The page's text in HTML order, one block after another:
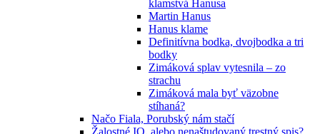
klamstvá Hanusa
Martin Hanus
Hanus klame
Definitívna bodka, dvojbodka a tri
bodky
Zimáková splav vytesnila – zo
strachu
Zimáková mala byť väzobne
stíhaná?
Načo Fiala, Porubský nám stačí
Žalostné IQ, alebo nenaštudovaný trestný spis?